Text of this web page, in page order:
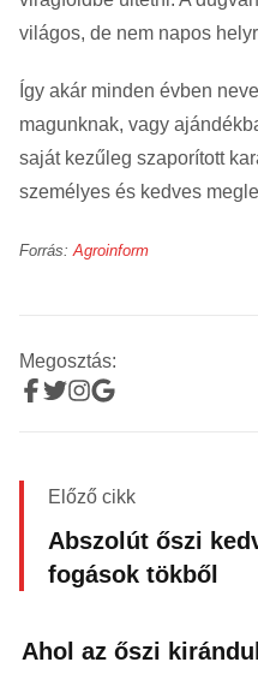
világos, de nem napos
Így akár minden évben
magunknak, vagy
saját kezűleg szaporított
személyes és kedves
Forrás: Agroinform
Megosztás:
Előző cikk
Abszolút őszi
fogások tökből
Ahol az őszi